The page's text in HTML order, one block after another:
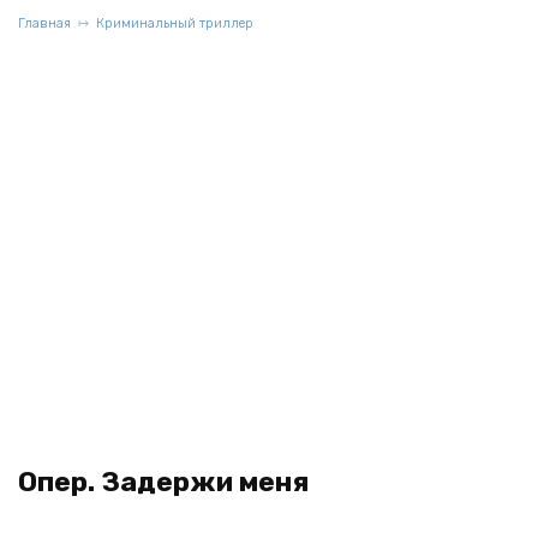
Главная Криминальный триллер
Опер. Задержи меня